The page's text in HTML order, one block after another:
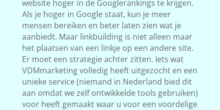
website hoger in de Googlerankings te krijgen.
Als je hoger in Google staat, kun je meer
mensen bereiken en beter laten zien wat je
aanbiedt. Maar linkbuilding is niet alleen maar
het plaatsen van een linkje op een andere site.
Er moet een strategie achter zitten. Iets wat
VDMmarketing volledig heeft uitgezocht en een
unieke service (niemand in Nederland bied dit
aan omdat we zelf ontwikkelde tools gebruiken)
voor heeft gemaakt waar u voor een voordelige